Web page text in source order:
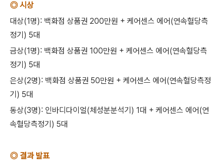
◎ 시상
대상(1명): 백화점 상품권 200만원 + 케어센스 에어(연속혈당측
정기) 5대
금상(1명): 백화점 상품권 100만원 + 케어센스 에어(연속혈당측
정기) 5대
은상(2명): 백화점 상품권 50만원 + 케어센스 에어(연속혈당측정
기) 5대
동상(3명): 인바디다이얼(체성분분석기) 1대 + 케어센스 에어(연
속혈당측정기) 5대
◎ 결과 발표